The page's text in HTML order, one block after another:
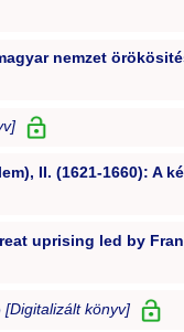
nemzet
II. (1621-1660): A
uprising led by
[Digitalizált könyv]